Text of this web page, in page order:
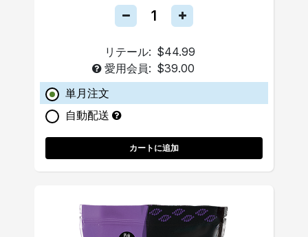
リテール: $44.99
愛用会員: $39.00
単月注文
自動配送
カートに追加